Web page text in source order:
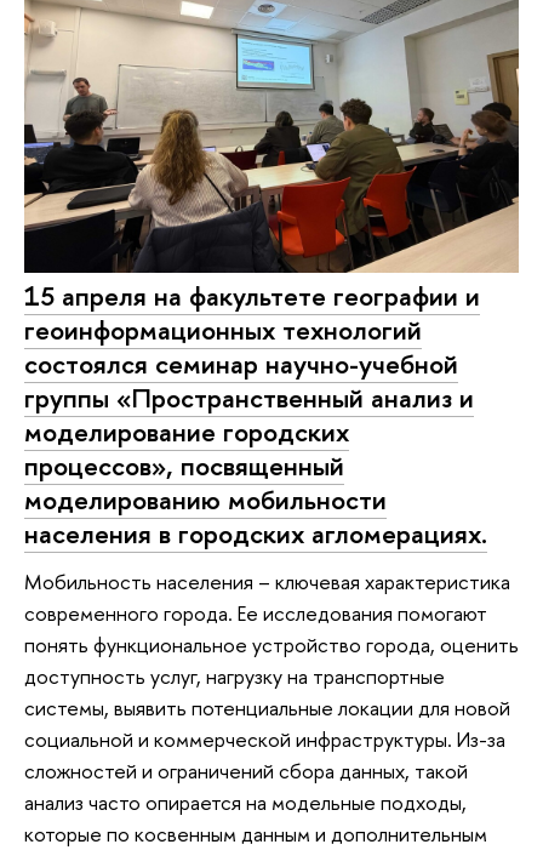
15 апреля на факультете географии и
геоинформационных технологий
состоялся семинар научно-учебной
группы «Пространственный анализ и
моделирование городских
процессов», посвященный
моделированию мобильности
населения в городских агломерациях.
Мобильность населения – ключевая характеристика
современного города. Ее исследования помогают
понять функциональное устройство города, оценить
доступность услуг, нагрузку на транспортные
системы, выявить потенциальные локации для новой
социальной и коммерческой инфраструктуры. Из-за
сложностей и ограничений сбора данных, такой
анализ часто опирается на модельные подходы,
которые по косвенным данным и дополнительным